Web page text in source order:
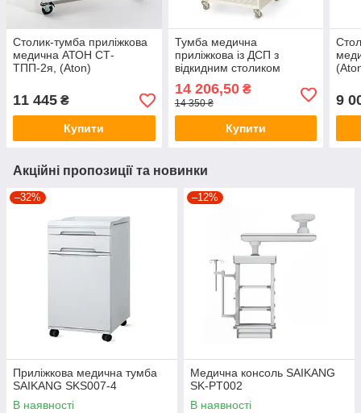
Столик-тумба приліжкова
медична АТОН СТ-
ТПП-2я, (Aton)
11 445 ₴
Купити
Тумба медична
приліжкова із ДСП з
відкидним столиком
ТПд-1с, ТМ Омега,
(Omega)
14 206,50₴
14 350 ₴
Купити
9
Акційні пропозиції та новинки
–32%
Приліжкова медична тумба
SAIKANG SKS007-4
В наявності
–12%
Медична консоль SAIKANG
SK-PT002
В наявності